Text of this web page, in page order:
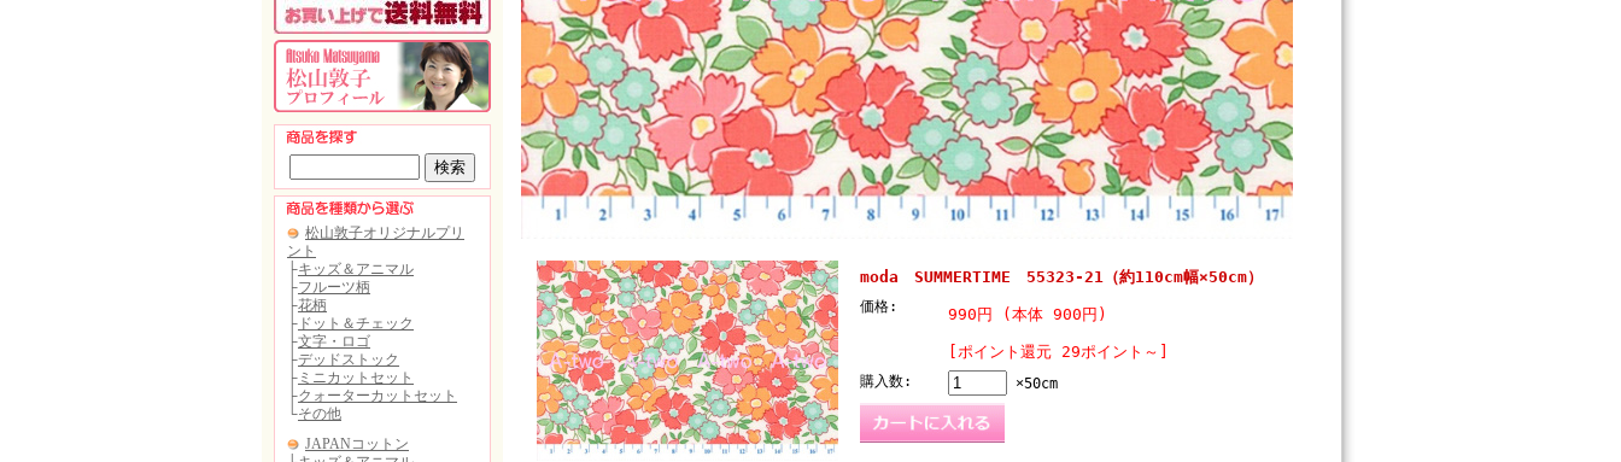
moda SUMMERTIME 55323-21（約110cm幅×50cm）
価格: 990円 (本体 900円)
[ポイント還元 29ポイント～]
購入数: ×50cm